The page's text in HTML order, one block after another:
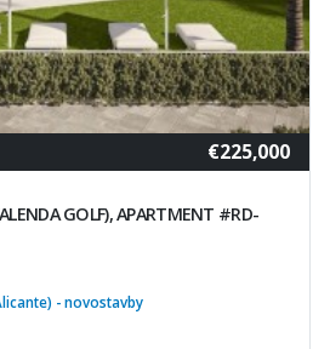
€225,000
GOLF), APARTMENT #RD-
- novostavby